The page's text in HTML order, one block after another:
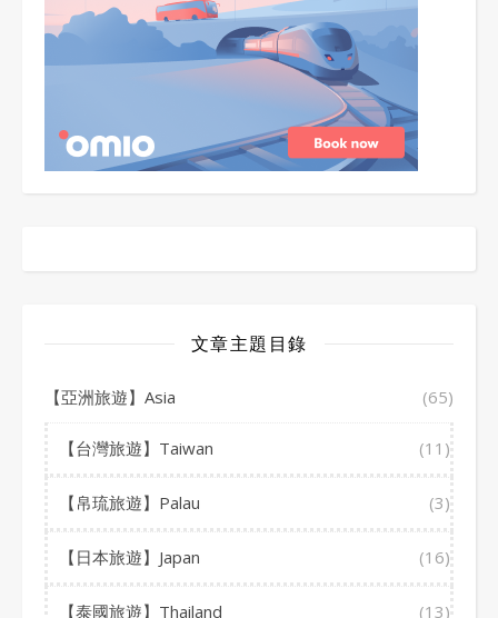
文章主題目錄
【亞洲旅遊】Asia (65)
【台灣旅遊】Taiwan (11)
【帛琉旅遊】Palau (3)
【日本旅遊】Japan (16)
【泰國旅遊】Thailand (13)